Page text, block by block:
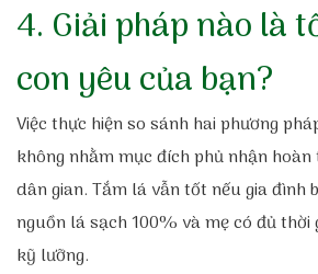
4. Giải pháp nào là
con yêu của bạn?
Việc thực hiện so sánh hai phương
không nhằm mục đích phủ nhận
dân gian. Tắm lá vẫn tốt nếu gia đình
nguồn lá sạch 100% và mẹ có đủ thời
kỹ lưỡng.